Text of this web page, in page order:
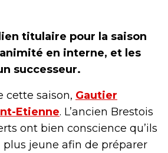
titulaire pour la saison
en interne, et les
successeur.
cette saison, Gautier
Etienne. L’ancien Brestois
ont bien conscience qu’ils
jeune afin de préparer